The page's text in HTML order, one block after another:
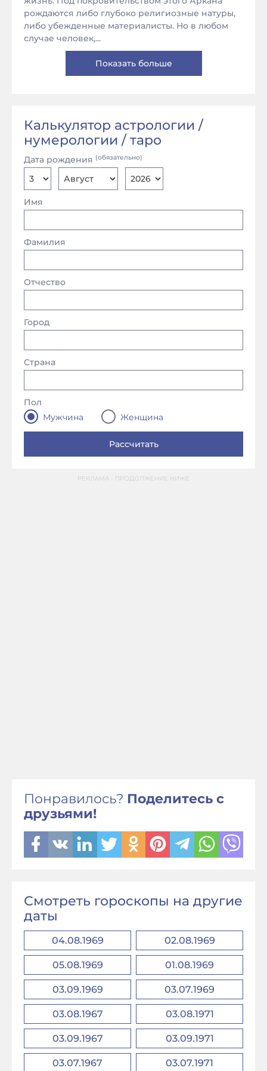
рождаются либо глубоко религиозные натуры,
либо убежденные материалисты. Но в любом
случае человек,...
Показать больше
Калькулятор астрологии /
нумерологии / таро
Имя
Фамилия
Отчество
Дата рождения (обязательно)
Страна
Город
Пол
Мужчина
Женщина
РЕКЛАМА - ПРОДОЛЖЕНИЕ НИЖЕ
Понравилось? Поделитесь с
друзьями!
Смотреть гороскопы на другие
даты
04.08.1969 02.08.1969
05.08.1969 01.08.1969
03.09.1969 03.07.1969
03.08.1967 03.08.1971
03.09.1967 03.09.1971
03.07.1967 03.07.1971